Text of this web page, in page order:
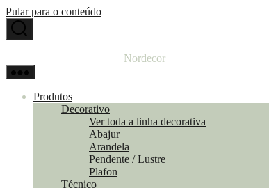
Pular para o conteúdo
Nordecor
Produtos
Decorativo
Ver toda a linha decorativa
Abajur
Arandela
Pendente / Lustre
Plafon
Técnico